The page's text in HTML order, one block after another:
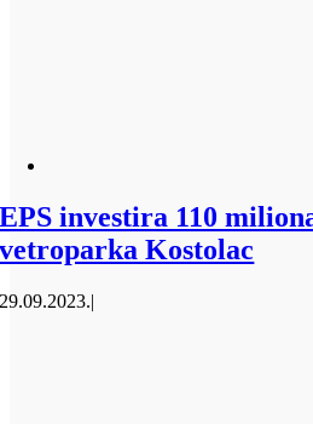
EPS investira 110
vetroparka Kostolac
29.09.2023.|